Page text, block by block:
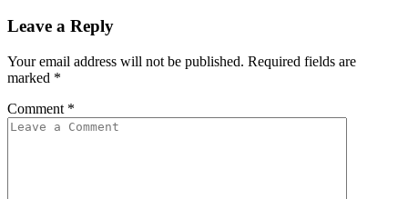
Leave a Reply
Your email address will not be published. Required fields are
marked *
Comment *